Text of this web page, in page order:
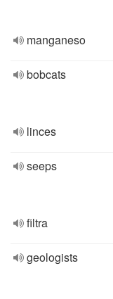
manganeso
bobcats
linces
seeps
filtra
geologists